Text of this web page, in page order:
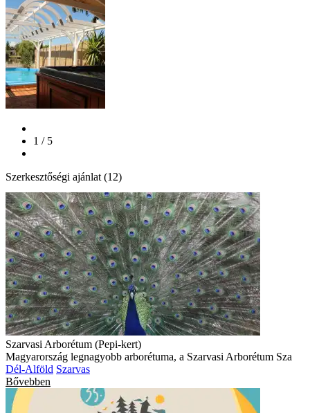
1 / 5
Szerkesztőségi ajánlat (12)
Szarvasi Arborétum (Pepi-kert)
Magyarország legnagyobb arborétuma, a Szarvasi Arborétum Sza
Dél-Alföld Szarvas
Bővebben